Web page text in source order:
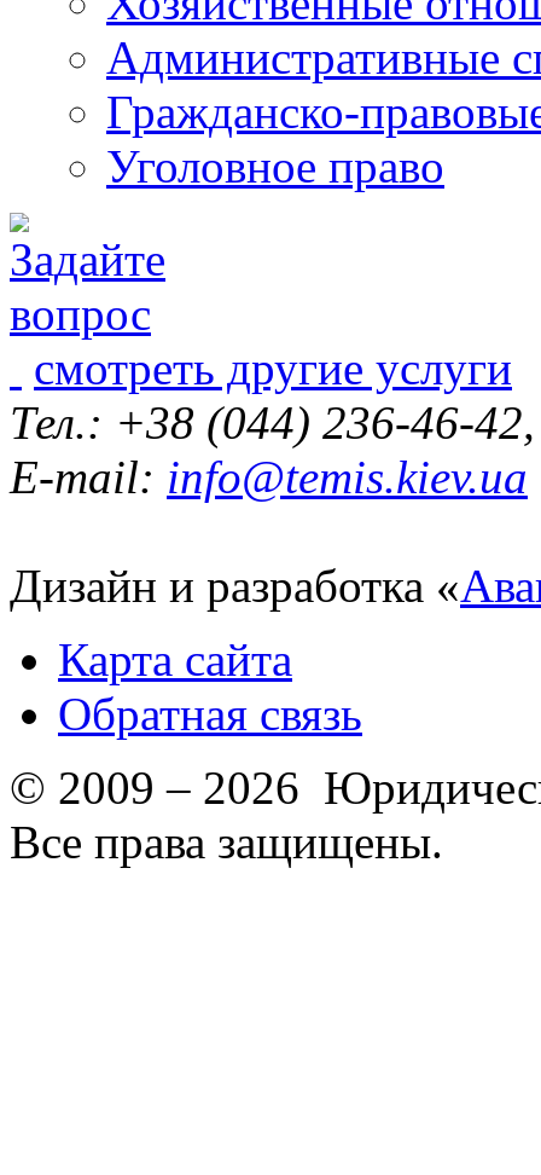
Административные
Гражданско-
Уголовное право
смотреть другие услуги
Тел.: +38 (044) 236-46-
E-mail: info@temis.kiev.ua
Дизайн и разработка «
Карта сайта
Обратная связь
© 2009 – 2026
Все права защищены.